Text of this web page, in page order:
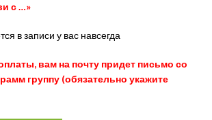
с …»
в записи у вас навсегда
вам на почту придет письмо со
группу (обязательно укажите